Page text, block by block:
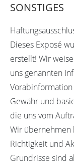
SONSTIGES
Dieses Exposé
erstellt! Wir
uns genannten
Gewähr und
die uns vom
Wir übernehmen
Richtigkeit und
Grundrisse sind